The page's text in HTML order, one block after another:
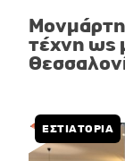
τέχνη ως
ΕΣΤΙΑΤΟΡΙΑ